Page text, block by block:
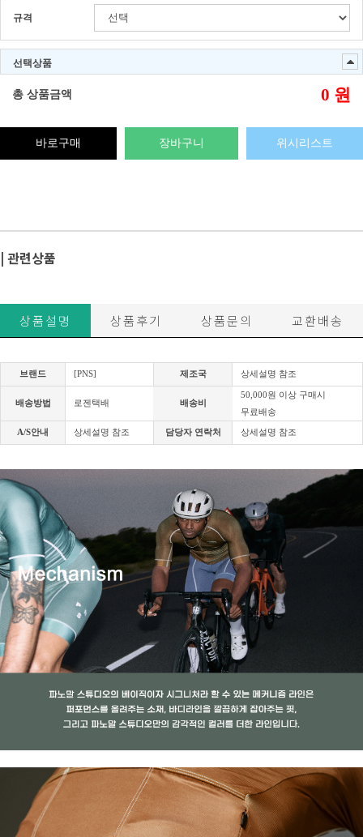
규격
선택상품
총 상품금액 0 원
바로구매 장바구니 위시리스트
| 관련상품
상품설명 상품후기 상품문의 교환배송
브랜드 [PNS] 제조국 상세설명 참조
배송방법 로젠택배 배송비
50,000원 이상 구매시
무료배송
A/S안내 상세설명 참조 담당자 연락처 상세설명 참조